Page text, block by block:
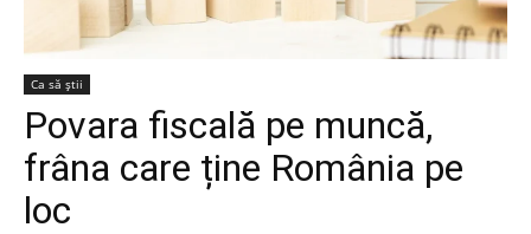
Ca să știi
Povara fiscală pe muncă,
frâna care ține România pe
loc